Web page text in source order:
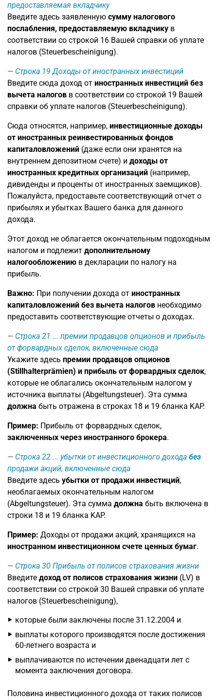
предоставляемая вкладчику
Введите здесь заявленную сумму налогового
послабления, предоставляемую вкладчику в
соответствии со строкой 16 Вашей справки об уплате
налогов (Steuerbescheinigung).
Строка 19 Доходы от иностранных инвестиций
Введите сюда доход от иностранных инвестиций без
вычета налогов в соответствии со строкой 19 Вашей
справки об уплате налогов (Steuerbescheinigung).
Сюда относятся, например, инвестиционные доходы
от иностранных реинвестированных фондов
капиталовложений (даже если они хранятся на
внутреннем депозитном счете) и доходы от
иностранных кредитных организаций (например,
дивиденды и проценты от иностранных заемщиков).
Пожалуйста, предоставьте соответствующий отчет о
прибылях и убытках Вашего банка для данного
дохода.
Этот доход не облагается окончательным подоходным
налогом и подлежит дополнительному
налогообложению в декларации по налогу на
прибыль.
Важно: При получении дохода от иностранных
капиталовложений без вычета налогов необходимо
предоставить соответствующие отчеты о доходах.
Строка 21 ... премии продавцов опционов и прибыль
от форвардных сделок, включенные сюда
Укажите здесь премии продавцов опционов
(Stillhalterprämien) и прибыль от форвардных сделок,
которые не облагались окончательным налогом у
источника выплаты (Abgeltungsteuer). Эта сумма
должна быть отражена в строках 18 и 19 бланка KAP.
Пример: Прибыль от форвардных сделок,
заключенных через иностранного брокера.
Строка 22 ... убытки от инвестиционного дохода без
продажи акций, включенные сюда
Введите здесь убытки от продажи инвестиций,
необлагаемых окончательным налогом
(Abgeltungsteuer). Эта сумма должна быть включена в
строки 18 и 19 бланка KAP.
Пример: Доходы от продажи акций, хранящихся на
иностранном инвестиционном счете ценных бумаг.
Строка 30 Прибыль от полисов страхования жизни
Введите доход от полисов страхования жизни (LV) в
соответствии со строкой 30 Вашей справки об уплате
налогов (Steuerbescheinigung),
которые были заключены после 31.12.2004 и
выплаты которого производятся после достижения
60-летнего возраста и
выплачиваются по истечении двенадцати лет с
момента заключения договора.
Половина инвестиционного дохода от таких полисов